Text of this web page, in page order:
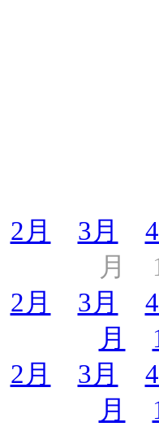
2月 3月
月
2月 3月
月
2月 3月
月